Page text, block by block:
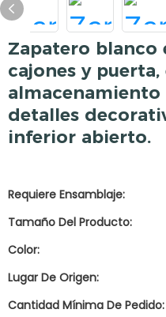
Zapatero blanco
cajones y
detalles
inferior abierto.
Requiere Ensamblaje:
Tamaño Del Producto:
Color:
Lugar De Origen:
Cantidad Mínima De Pedido: